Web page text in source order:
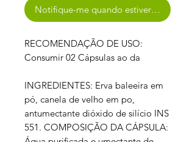
Notifique-me quando estiver disponível
RECOMENDAÇÃO DE USO:
Consumir 02 Cápsulas ao da
INGREDIENTES: Erva baleeira em
pó, canela de velho em po,
antumectante dióxido de silício INS
551. COMPOSIÇÃO DA CÁPSULA: